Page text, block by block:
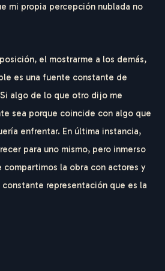
mi propia percepción nublada no
el mostrarme a los demás,
es una fuente constante de
algo de lo que otro dijo me
sea porque coincide con algo que
enfrentar. En última instancia,
para uno mismo, pero inmerso
compartimos la obra con actores y
representación que es la